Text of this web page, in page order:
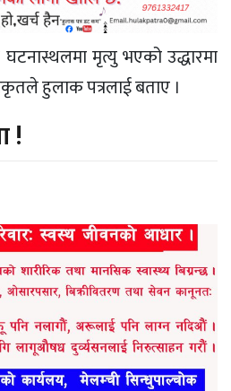
मृत्यु भएको उद्धारमा
हुलाक पत्रलाई बताए ।
!